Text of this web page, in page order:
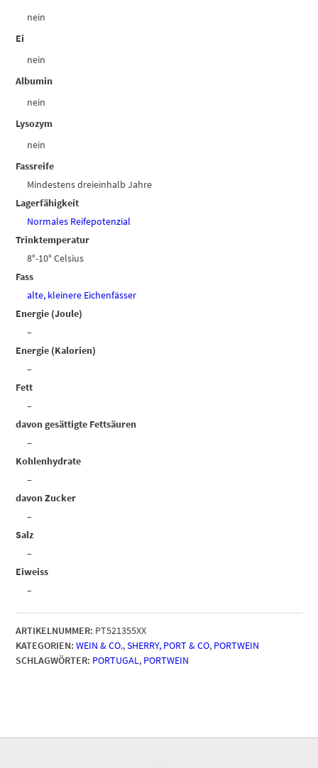
nein
Ei
nein
Albumin
nein
Lysozym
nein
Fassreife
Mindestens dreieinhalb Jahre
Lagerfähigkeit
Normales Reifepotenzial
Trinktemperatur
8°-10° Celsius
Fass
alte, kleinere Eichenfässer
Energie (Joule)
–
Energie (Kalorien)
–
Fett
–
davon gesättigte Fettsäuren
–
Kohlenhydrate
–
davon Zucker
–
Salz
–
Eiweiss
–
ARTIKELNUMMER: PT521355XX
KATEGORIEN: WEIN & CO.,SHERRY, PORT & CO, PORTWEIN
SCHLAGWÖRTER: PORTUGAL, PORTWEIN